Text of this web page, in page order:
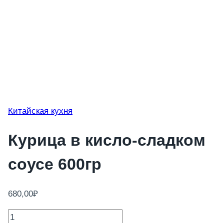
Китайская кухня
Курица в кисло-сладком
соусе 600гр
680,00₽
Количество